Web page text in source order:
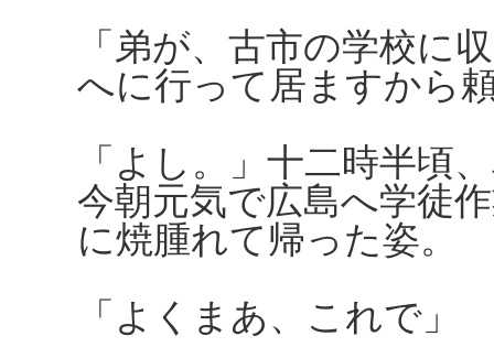
「弟が、古市の学校に
へに行って居ますから
「よし。」十二時半頃
今朝元気で広島へ学徒
に焼腫れて帰った姿。
「よくまあ、これで」